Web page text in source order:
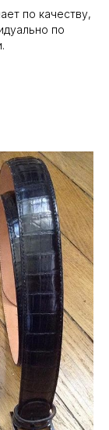
по качеству,
по